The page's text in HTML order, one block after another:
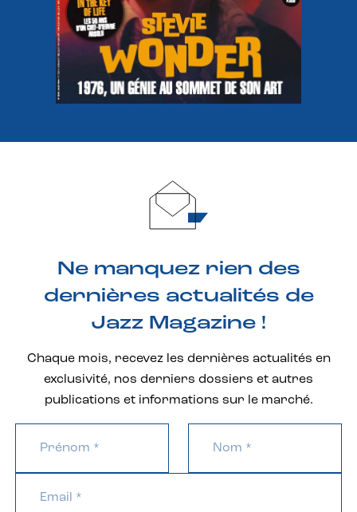
Ne manquez rien des
dernières actualités de
Jazz Magazine !
Chaque mois, recevez les dernières actualités en
exclusivité, nos derniers dossiers et autres
publications et informations sur le marché.